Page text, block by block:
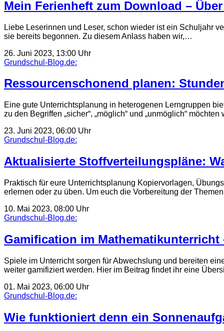
Mein Ferienheft zum Download –
Liebe Leserinnen und Leser, schon wieder ist ein Schuljahr
sie bereits begonnen. Zu diesem Anlass haben wir,…
26. Juni 2023, 13:00 Uhr
Grundschul-Blog.de:
Ressourcenschonend planen:
Eine gute Unterrichtsplanung in heterogenen Lerngruppen
zu den Begriffen „sicher“, „möglich“ und „unmöglich“
23. Juni 2023, 06:00 Uhr
Grundschul-Blog.de:
Aktualisierte Stoffverteilungspläne:
Praktisch für eure Unterrichtsplanung Kopiervorlagen,
erlernen oder zu üben. Um euch die Vorbereitung der
10. Mai 2023, 08:00 Uhr
Grundschul-Blog.de:
Gamification im
Spiele im Unterricht sorgen für Abwechslung und bereiten
weiter gamifiziert werden. Hier im Beitrag findet ihr eine
01. Mai 2023, 06:00 Uhr
Grundschul-Blog.de:
Wie funktioniert denn ein